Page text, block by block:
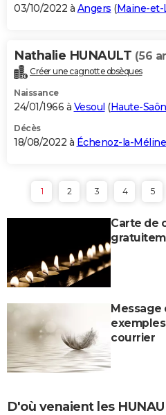
03/10/2022 à Angers (Maine-et-
Nathalie HUNAULT (56
Créer une cagnotte obsèques
Naissance
24/01/1966 à Vesoul (Haute-
Décès
18/08/2022 à Échenoz-la-Méline
1 2 3 4 5
Carte de
Message
courrier
D'où venaient les